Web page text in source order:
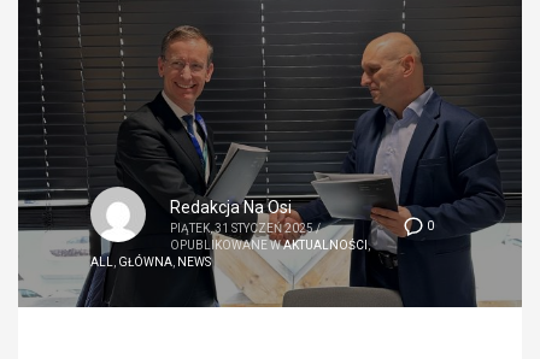
0
Redakcja Na Osi
PIĄTEK, 31 STYCZEŃ 2025/
OPUBLIKOWANE WAKTUALNOŚCI ,
ALL, GŁÓWNA, NEWS